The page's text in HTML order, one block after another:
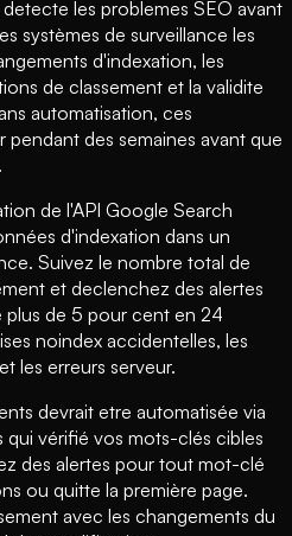
les problemes SEO avant
systèmes de surveillance les
d'indexation, les
de classement et la validite
automatisation, ces
des semaines avant que
de l'API Google Search
d'indexation dans un
Suivez le nombre total de
et declenchez des alertes
plus de 5 pour cent en 24
noindex accidentelles, les
les erreurs serveur.
devrait etre automatisée via
vérifié vos mots-clés cibles
des alertes pour tout mot-clé
ou quitte la première page.
avec les changements du